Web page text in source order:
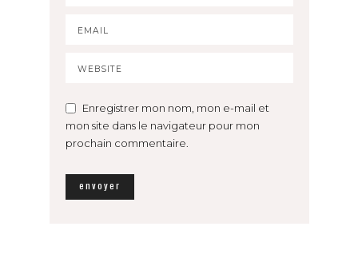
Enregistrer mon nom, mon e-mail et
mon site dans le navigateur pour mon
prochain commentaire.